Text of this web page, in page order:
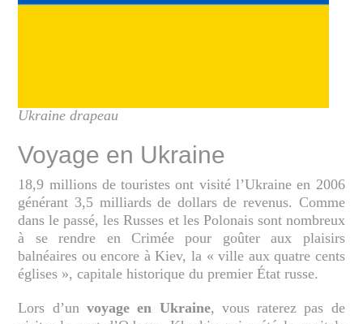
Ukraine drapeau
Voyage en Ukraine
18,9 millions de touristes ont visité l’Ukraine en 2006
générant 3,5 milliards de dollars de revenus. Comme
dans le passé, les Russes et les Polonais sont nombreux
à se rendre en Crimée pour goûter aux plaisirs
balnéaires ou encore à Kiev, la « ville aux quatre cents
églises », capitale historique du premier État russe.
Lors d’un voyage en Ukraine, vous raterez pas de